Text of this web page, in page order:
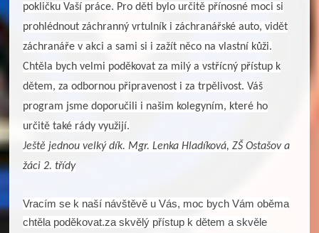
pokličku Vaší práce. Pro děti bylo určitě přínosné moci si
prohlédnout záchranný vrtulník i záchranářské auto, vidět
záchranáře v akci a sami si i zažít něco na vlastní kůži.
Chtěla bych velmi poděkovat za milý a vstřícný přístup k
dětem, za odbornou připravenost i za trpělivost. Váš
program jsme doporučili i našim kolegyním, které ho
určitě také rády využijí.
Ještě jednou velký dík. Mgr. Lenka Hladíková, ZŠ Ostašov a
žáci 2. třídy
Vracím se k naší návštěvě u Vás, moc bych Vám oběma
chtěla poděkovat.za skvělý přístup k dětem a skvěle